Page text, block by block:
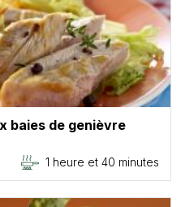
baies de genièvre
1 heure et 40 minutes